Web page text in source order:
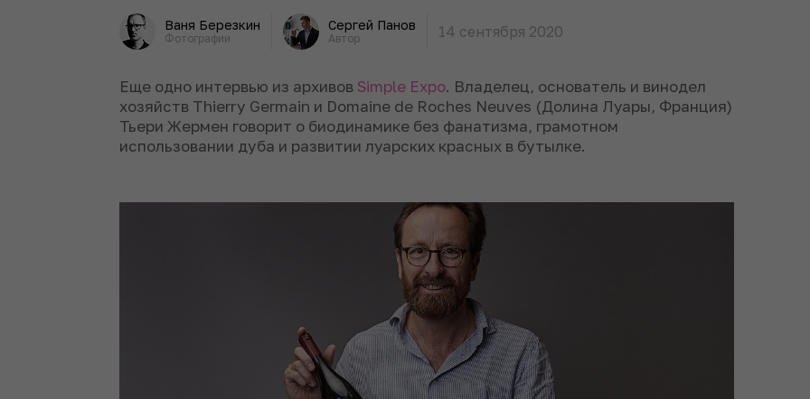
Ваня Березкин
Фотографии
Сергей Панов
Автор 14 сентября 2020
Еще одно интервью из архивов Simple Expo. Владелец, основатель и винодел
хозяйств Thierry Germain и Domaine de Roches Neuves (Долина Луары, Франция)
Тьери Жермен говорит о биодинамике без фанатизма, грамотном
использовании дуба и развитии луарских красных в бутылке.